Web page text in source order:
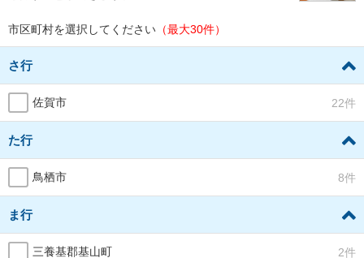
市区町村を選択してください （最大30件）
さ行
佐賀市 22件
た行
鳥栖市 8件
ま行
三養基郡基山町 2件